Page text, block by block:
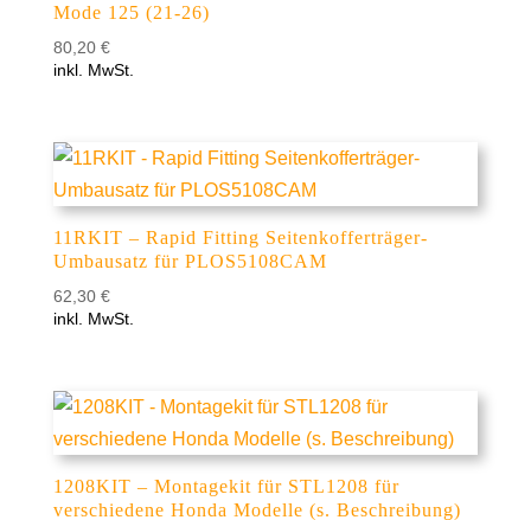
Mode 125 (21-26)
80,20 €
inkl. MwSt.
11RKIT – Rapid Fitting Seitenkofferträger-
Umbausatz für PLOS5108CAM
62,30 €
inkl. MwSt.
1208KIT – Montagekit für STL1208 für
verschiedene Honda Modelle (s. Beschreibung)